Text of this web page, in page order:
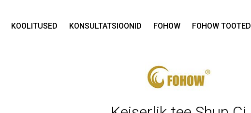
KOOLITUSED KONSULTATSIOONID FOHOW FOHOW TOOTED